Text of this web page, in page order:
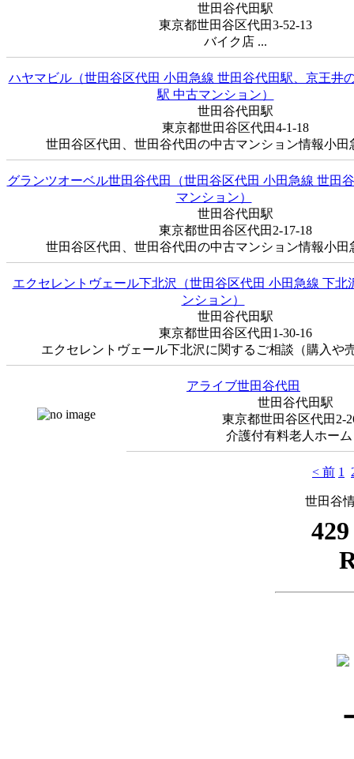
世田谷代田駅
東京都世田谷区代田3-52-13
バイク店 ...
ハヤマビル（世田谷区代田 小田急線 世田谷代田駅、京王井
駅 中古マンション）
世田谷代田駅
東京都世田谷区代田4-1-18
世田谷区代田、世田谷代田の中古マンション情報小田
グランツオーベル世田谷代田（世田谷区代田 小田急線 世田
マンション）
世田谷代田駅
東京都世田谷区代田2-17-18
世田谷区代田、世田谷代田の中古マンション情報小田
エクセレントヴェール下北沢（世田谷区代田 小田急線 下北
ンション）
世田谷代田駅
東京都世田谷区代田1-30-16
エクセレントヴェール下北沢に関するご相談（購入や
アライブ世田谷代田
世田谷代田駅
東京都世田谷区代田2-
介護付有料老人ホーム
< 前 1
世田谷